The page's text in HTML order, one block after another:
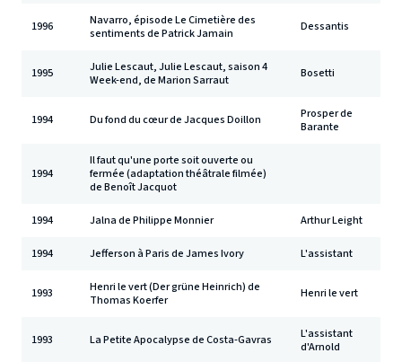
1996
Navarro, épisode Le Cimetière des
sentiments de Patrick Jamain
Dessantis
1995
Julie Lescaut, Julie Lescaut, saison 4
Week-end, de Marion Sarraut
Bosetti
1994 Du fond du cœur de Jacques Doillon
Prosper de
Barante
1994
Il faut qu'une porte soit ouverte ou
fermée (adaptation théâtrale filmée)
de Benoît Jacquot
1994 Jalna de Philippe Monnier Arthur Leight
1994 Jefferson à Paris de James Ivory L'assistant
1993
Henri le vert (Der grüne Heinrich) de
Thomas Koerfer
Henri le vert
1993 La Petite Apocalypse de Costa-Gavras
L'assistant
d'Arnold